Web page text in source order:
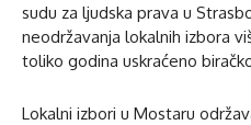
sudu za ljudska prava u
neodržavanja lokalnih izbora
toliko godina uskraćeno
Lokalni izbori u Mostaru